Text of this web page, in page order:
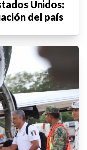
Unidos:
del país